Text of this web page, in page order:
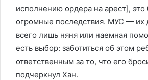
исполнению ордера на арест], это
огромные последствия. МУС —
всего лишь няня или наемная
есть выбор: заботиться об этом
ответственным за то, что его
подчеркнул Хан.